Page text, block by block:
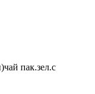
пак.зел.с